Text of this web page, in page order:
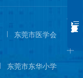
东莞市医学会
东莞市东华小学